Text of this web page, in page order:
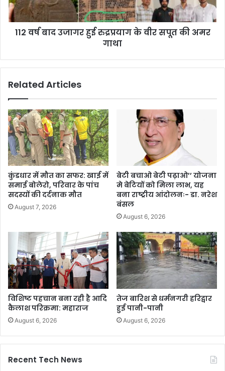
112 वर्ष बाद उजागर हुई रुद्रप्रयाग के वीर सपूत की अमर
गाथा
Related Articles
कुंडधार में मौत का सफर: खाई में
समाई बोलेरो, परिवार के पांच
सदस्यों की दर्दनाक मौत
August 7, 2026
बेटी बचाओ बेटी पढ़ाओ’’ योजना
मे बेटियों को मिला लाभ, यह
बना राष्ट्रीय आंदोलनः- डा. नरेश
बंसल
August 6, 2026
विशिष्ट पहचान बना रही है आदि
कैलाश परिक्रमा: महाराज
August 6, 2026
तेज बारिश से धर्मनगरी हरिद्वार
हुई पानी-पानी
August 6, 2026
Recent Tech News